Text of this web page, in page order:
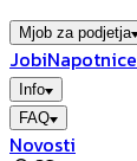
Mjob za podjetja
JobiNapotnice
Info
FAQ
Novosti